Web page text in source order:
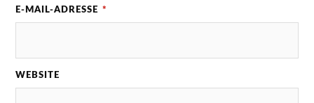
E-MAIL-ADRESSE *
WEBSITE